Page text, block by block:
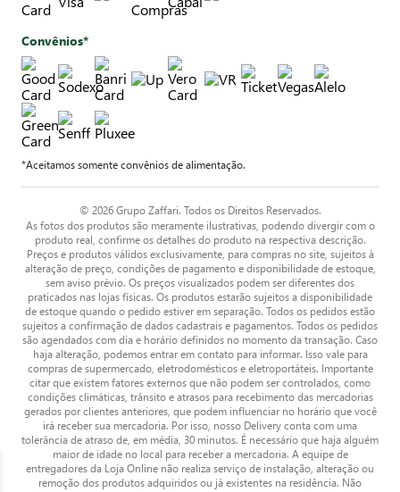
Convênios*
*Aceitamos somente convênios de alimentação.
© 2026 Grupo Zaffari. Todos os Direitos Reservados.
As fotos dos produtos são meramente ilustrativas, podendo divergir com o
produto real, confirme os detalhes do produto na respectiva descrição.
Preços e produtos válidos exclusivamente, para compras no site, sujeitos à
alteração de preço, condições de pagamento e disponibilidade de estoque,
sem aviso prévio. Os preços visualizados podem ser diferentes dos
praticados nas lojas físicas. Os produtos estarão sujeitos a disponibilidade
de estoque quando o pedido estiver em separação. Todos os pedidos estão
sujeitos a confirmação de dados cadastrais e pagamentos. Todos os pedidos
são agendados com dia e horário definidos no momento da transação. Caso
haja alteração, podemos entrar em contato para informar. Isso vale para
compras de supermercado, eletrodomésticos e eletroportáteis. Importante
citar que existem fatores externos que não podem ser controlados, como
condições climáticas, trânsito e atrasos para recebimento das mercadorias
gerados por clientes anteriores, que podem influenciar no horário que você
irá receber sua mercadoria. Por isso, nosso Delivery conta com uma
tolerância de atraso de, em média, 30 minutos. É necessário que haja alguém
maior de idade no local para receber a mercadoria. A equipe de
entregadores da Loja Online não realiza serviço de instalação, alteração ou
remoção dos produtos adquiridos ou já existentes na residência. Não